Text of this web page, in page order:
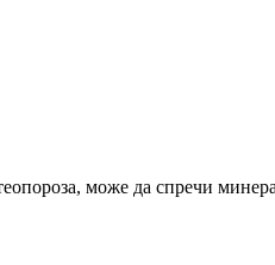
може да спречи